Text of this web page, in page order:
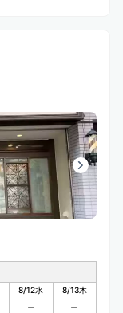
8/12水 8/13木